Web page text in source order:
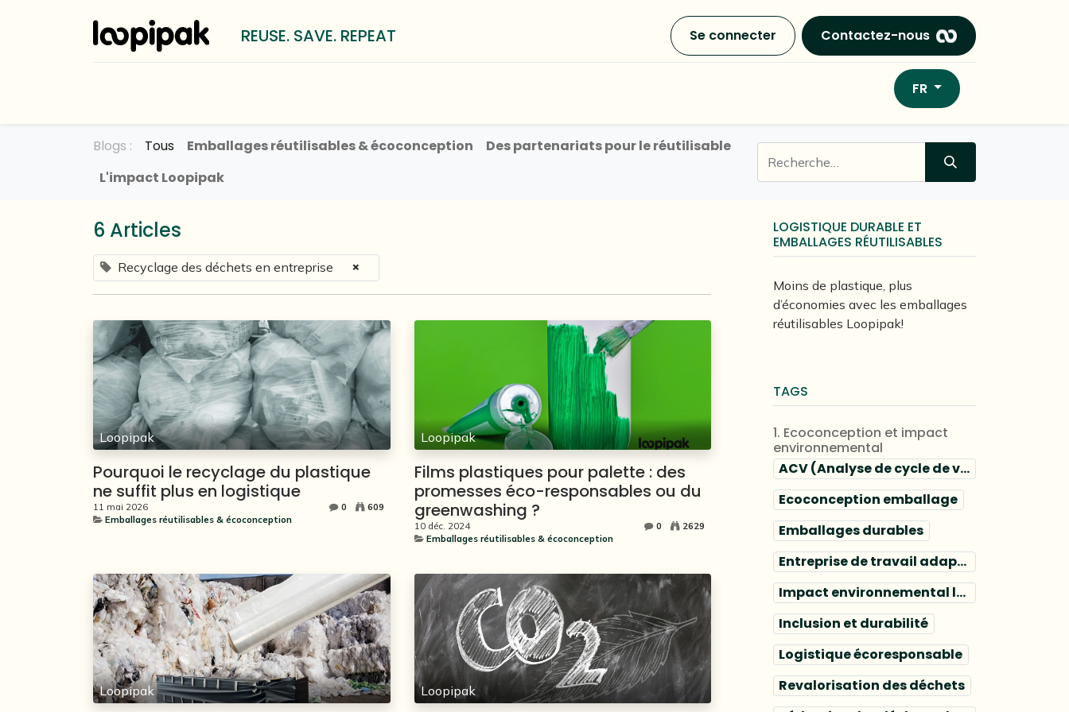
REUSE. SAVE. REPEAT Se connecter Contactez-nous
FR
Blogs : Tous Emballages réutilisables & écoconception
Des partenariats pour le réutilisable
L'impact Loopipak
6 Articles
Recyclage des déchets en entreprise ×
Loopipak
Pourquoi le recyclage du plastique
ne suffit plus en logistique
11 mai 2026 0
609
Emballages réutilisables & écoconception
Loopipak
Films plastiques pour palette : des
promesses éco-responsables ou du
greenwashing ?
10 déc. 2024 0
2629
Emballages réutilisables & écoconception
Loopipak Loopipak
LOGISTIQUE DURABLE ET
EMBALLAGES RÉUTILISABLES
Moins de plastique, plus
d’économies avec les emballages
réutilisables Loopipak!
TAGS
1. Ecoconception et impact
environnemental
ACV (Analyse de cycle de vie) emballage
Ecoconception emballage
Emballages durables
Entreprise de travail adapté
Impact environnemental logistique
Inclusion et durabilité
Logistique écoresponsable
Revalorisation des déchets